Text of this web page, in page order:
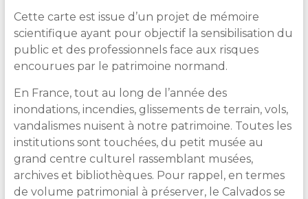
Cette carte est issue d’un projet de mémoire
scientifique ayant pour objectif la sensibilisation du
public et des professionnels face aux risques
encourues par le patrimoine normand.
En France, tout au long de l’année des
inondations, incendies, glissements de terrain, vols,
vandalismes nuisent à notre patrimoine. Toutes les
institutions sont touchées, du petit musée au
grand centre culturel rassemblant musées,
archives et bibliothèques. Pour rappel, en termes
de volume patrimonial à préserver, le Calvados se